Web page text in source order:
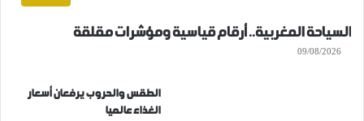
السياحة المغربية.. أرقام قياسية ومؤشرات مقلقة
09/08/2026
الطقس والحروب يرفعان أسعار
الغذاء عالميا